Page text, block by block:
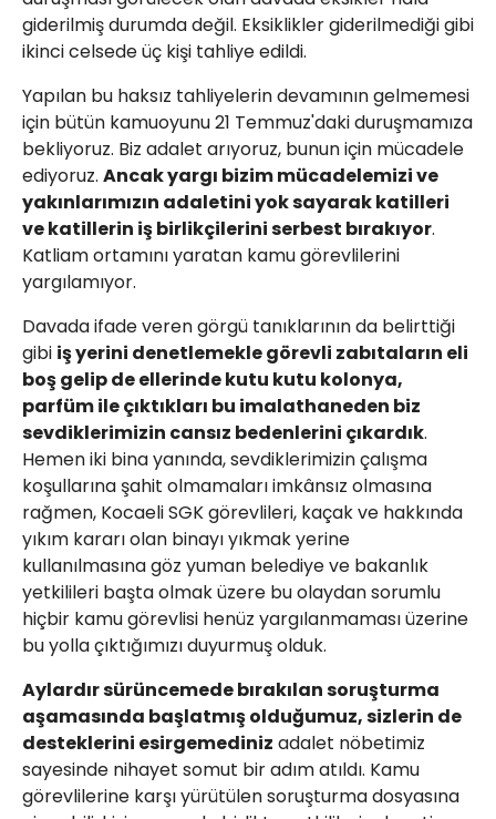
giderilmiş durumda değil. Eksiklikler giderilmediği gibi
ikinci celsede üç kişi tahliye edildi.
Yapılan bu haksız tahliyelerin devamının gelmemesi
için bütün kamuoyunu 21 Temmuz'daki duruşmamıza
bekliyoruz. Biz adalet arıyoruz, bunun için mücadele
ediyoruz. Ancak yargı bizim mücadelemizi ve
yakınlarımızın adaletini yok sayarak katilleri
ve katillerin iş birlikçilerini serbest bırakıyor.
Katliam ortamını yaratan kamu görevlilerini
yargılamıyor.
Davada ifade veren görgü tanıklarının da belirttiği
gibi iş yerini denetlemekle görevli zabıtaların eli
boş gelip de ellerinde kutu kutu kolonya,
parfüm ile çıktıkları bu imalathaneden biz
sevdiklerimizin cansız bedenlerini çıkardık.
Hemen iki bina yanında, sevdiklerimizin çalışma
koşullarına şahit olmamaları imkânsız olmasına
rağmen, Kocaeli SGK görevlileri, kaçak ve hakkında
yıkım kararı olan binayı yıkmak yerine
kullanılmasına göz yuman belediye ve bakanlık
yetkilileri başta olmak üzere bu olaydan sorumlu
hiçbir kamu görevlisi henüz yargılanmaması üzerine
bu yolla çıktığımızı duyurmuş olduk.
Aylardır sürüncemede bırakılan soruşturma
aşamasında başlatmış olduğumuz, sizlerin de
desteklerini esirgemediniz adalet nöbetimiz
sayesinde nihayet somut bir adım atıldı. Kamu
görevlilerine karşı yürütülen soruşturma dosyasına